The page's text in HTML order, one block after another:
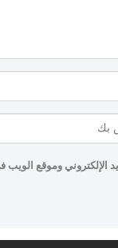
الإلكتروني وموقع الويب